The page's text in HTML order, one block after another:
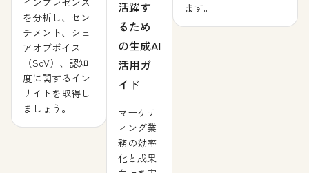
を分析し、セン
チメント、シェ
アオブボイス
（SoV）、認知
度に関するイン
サイトを取得し
ましょう。
活躍す
るため
の生成AI
活用ガ
イド
マーケテ
ィング業
務の効率
化と成果
ます。